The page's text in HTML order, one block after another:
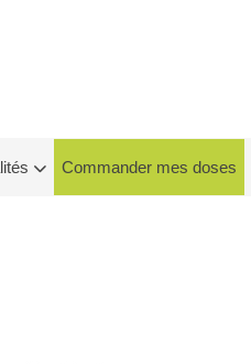
Commander mes doses